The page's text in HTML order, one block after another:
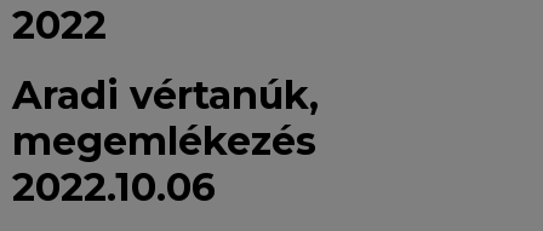
2022
Aradi vértanúk,
megemlékezés
2022.10.06